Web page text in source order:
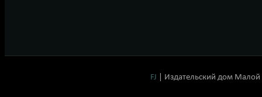
FJ | Издательский дом